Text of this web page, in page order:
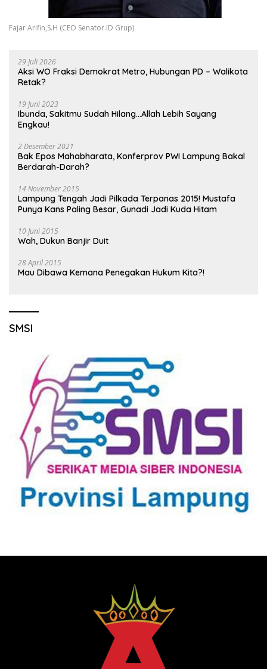
Fajar Arifin,S.H (CEO Senator.ID Grup)
29 Juli 2026
Aksi WO Fraksi Demokrat Metro, Hubungan PD – Walikota
Retak?
19 Juni 2023
Ibunda, Sakitmu Sudah Hilang…Allah Lebih Sayang
Engkau!
2 Desember 2021
Bak Epos Mahabharata, Konferprov PWI Lampung Bakal
Berdarah-Darah?
14 November 2015
Lampung Tengah Jadi Pilkada Terpanas 2015! Mustafa
Punya Kans Paling Besar, Gunadi Jadi Kuda Hitam
10 Juni 2015
Wah, Dukun Banjir Duit
28 April 2015
Mau Dibawa Kemana Penegakan Hukum Kita?!
SMSI